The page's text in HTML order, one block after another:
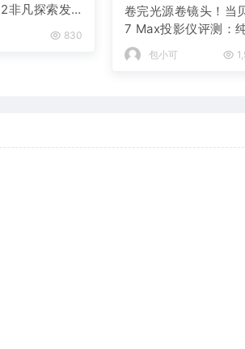
非凡探索发
830
卷完光源卷镜头！当
7 Max投影仪评测：
三色激光已普及 镜头移
轴新赛道出现！
包小可